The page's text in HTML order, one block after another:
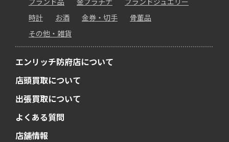
時計
お酒 金券・切手
骨董品
その他・雑貨
エンリッチ防府店について
店頭買取について
出張買取について
よくある質問
店舗情報